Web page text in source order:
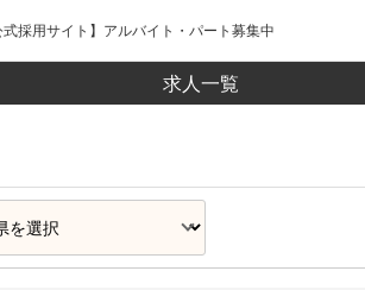
採用サイト】アルバイト・パート募集中
求人一覧